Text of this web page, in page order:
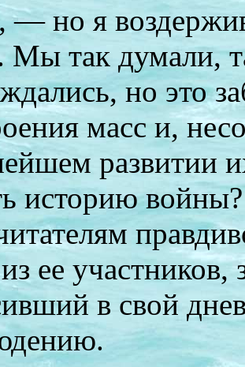
— но я
Мы так думали,
но это
масс и,
развитии
историю
ее участников,
в свой